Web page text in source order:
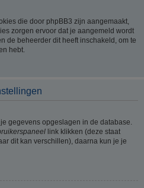
die door phpBB3 zijn aangemaakt,
zorgen ervoor dat je aangemeld wordt
de beheerder dit heeft inschakeld, om te
hebt.
gegevens opgeslagen in de database.
link klikken (deze staat
dit kan verschillen), daarna kun je je